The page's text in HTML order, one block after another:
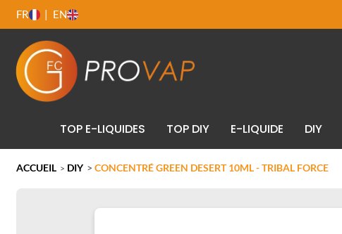
FR EN
TOP E-LIQUIDES TOP DIY E-LIQUIDE DIY
ACCUEIL > DIY > CONCENTRÉ GREEN DESERT 10ML - TRIBAL FORCE